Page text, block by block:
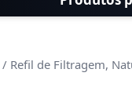
/ Refil de Filtragem,